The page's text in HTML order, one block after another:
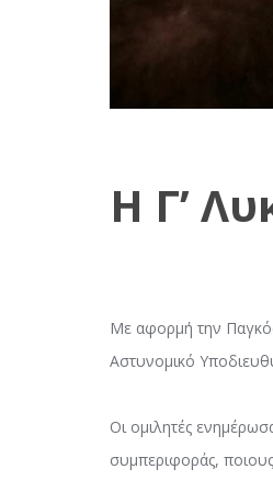
Η Γ’
Με αφορμή την
Αστυνομικό
Οι ομιλητές
συμπεριφοράς,